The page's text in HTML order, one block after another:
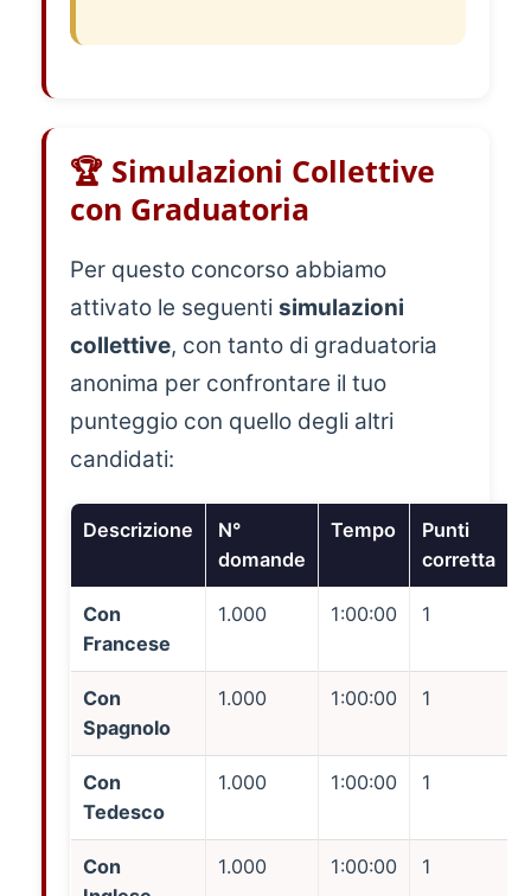
🏆 Simulazioni Collettive
con Graduatoria
Per questo concorso abbiamo
attivato le seguenti simulazioni
collettive, con tanto di graduatoria
anonima per confrontare il tuo
punteggio con quello degli altri
candidati:
Descrizione
N°
domande
Tempo
Punti
corretta
Con
Francese
1.000 1:00:00 1
Con
Spagnolo
1.000 1:00:00 1
Con
Tedesco
1.000 1:00:00 1
Con
1.000 1:00:00 1